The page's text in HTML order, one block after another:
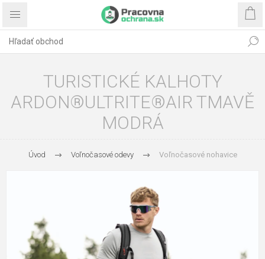
TURISTICKÉ KALHOTY
ARDON®ULTRITE®AIR TMAVĚ
MODRÁ
Úvod Voľnočasové odevy Voľnočasové nohavice